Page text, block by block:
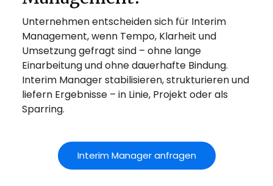
Unternehmen entscheiden sich für Interim
Management, wenn Tempo, Klarheit und
Umsetzung gefragt sind – ohne lange
Einarbeitung und ohne dauerhafte Bindung.
Interim Manager stabilisieren, strukturieren und
liefern Ergebnisse – in Linie, Projekt oder als
Sparring.
Interim Manager anfragen